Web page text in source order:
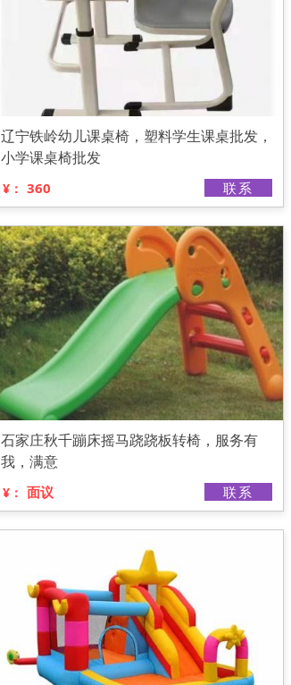
辽宁铁岭幼儿课桌椅，塑料学生课桌批发，
小学课桌椅批发
¥： 360 联系
石家庄秋千蹦床摇马跷跷板转椅，服务有
我，满意
¥： 面议 联系